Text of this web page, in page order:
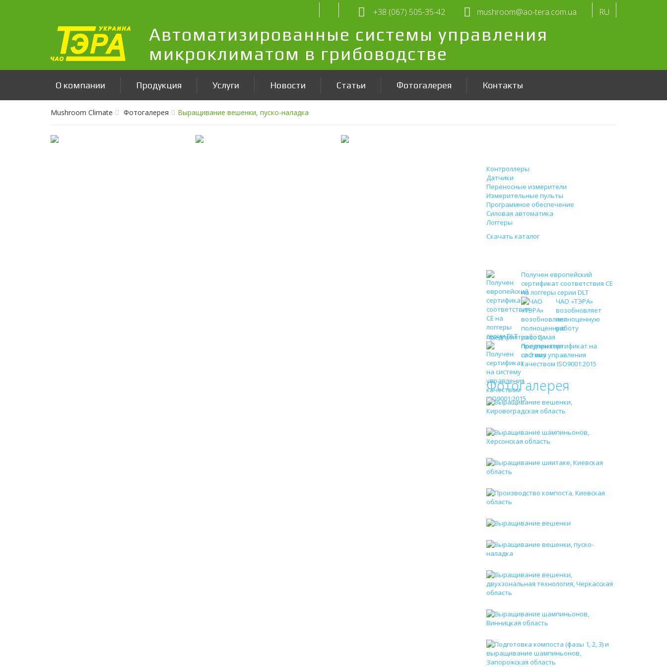
+38 (067) 505-35-42 mushroom@ao-tera.com.ua RU
Автоматизированные системы управления
микроклиматом в грибоводстве
О компании Продукция Услуги Новости Статьи Фотогалерея Контакты
Mushroom Climate Фотогалерея Выращивание вешенки, пуско-наладка
Контроллеры
Датчики
Переносные измерители
Измерительные пульты
Программное обеспечение
Силовая автоматика
Логгеры
Скачать каталог
Получен европейский
сертификат соответствия СЕ
на логгеры серии DLT
ЧАО «ТЭРА»
возобновляет
полноценную
работу
предприятия со 2 мая
Получен сертификат на
систему управления
качеством ISO9001:2015
Фотогалерея